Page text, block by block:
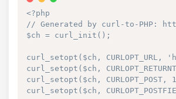
<?php
// Generated by curl-to-PHP:
$ch = curl_init();
curl_setopt($ch,
curl_setopt($ch,
curl_setopt($ch, CURLOPT_POST,
curl_setopt($ch,